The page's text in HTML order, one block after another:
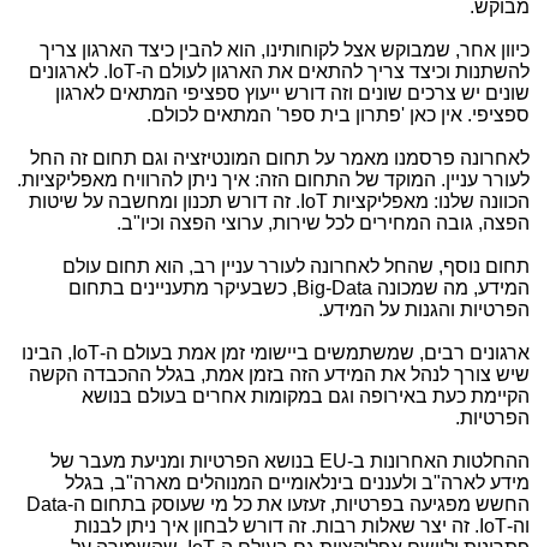
מבוקש.
כיוון אחר, שמבוקש אצל לקוחותינו, הוא להבין כיצד הארגון צריך
להשתנות וכיצד צריך להתאים את הארגון לעולם ה-IoT . לארגונים
שונים יש צרכים שונים וזה דורש ייעוץ ספציפי המתאים לארגון
ספציפי. אין כאן 'פתרון בית ספר' המתאים לכולם.
לאחרונה פרסמנו מאמר על תחום המונטיזציה וגם תחום זה החל
לעורר עניין. המוקד של התחום הזה: איך ניתן להרוויח מאפליקציות.
הכוונה שלנו: מאפליקציות IoT . זה דורש תכנון ומחשבה על שיטות
הפצה, גובה המחירים לכל שירות, ערוצי הפצה וכיו"ב.
תחום נוסף, שהחל לאחרונה לעורר עניין רב, הוא תחום עולם
המידע, מה שמכונה Big-Data, כשבעיקר מתעניינים בתחום
הפרטיות והגנות על המידע.
ארגונים רבים, שמשתמשים ביישומי זמן אמת בעולם ה-IoT , הבינו
שיש צורך לנהל את המידע הזה בזמן אמת, בגלל ההכבדה הקשה
הקיימת כעת באירופה וגם במקומות אחרים בעולם בנושא
הפרטיות.
ההחלטות האחרונות ב-EU בנושא הפרטיות ומניעת מעבר של
מידע לארה"ב ולעננים בינלאומיים המנוהלים מארה"ב, בגלל
החשש מפגיעה בפרטיות, זעזעו את כל מי שעוסק בתחום ה-Data
וה-IoT . זה יצר שאלות רבות. זה דורש לבחון איך ניתן לבנות